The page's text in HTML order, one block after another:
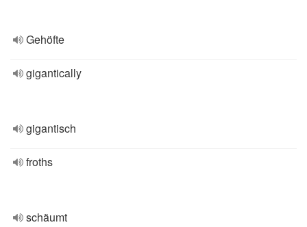
Gehöfte
gigantically
gigantisch
froths
schäumt